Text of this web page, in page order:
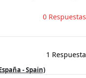
0 Respuestas
1 Respuesta
- Spain)